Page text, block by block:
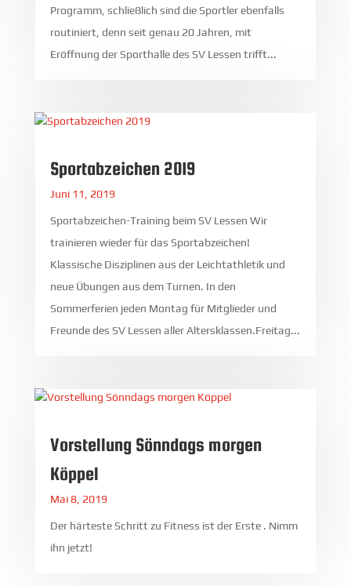
Programm, schließlich sind die Sportler ebenfalls
routiniert, denn seit genau 20 Jahren, mit
Eröffnung der Sporthalle des SV Lessen trifft...
Sportabzeichen 2019
Juni 11, 2019
Sportabzeichen-Training beim SV Lessen Wir
trainieren wieder für das Sportabzeichen!
Klassische Disziplinen aus der Leichtathletik und
neue Übungen aus dem Turnen. In den
Sommerferien jeden Montag für Mitglieder und
Freunde des SV Lessen aller Altersklassen.Freitag...
Vorstellung Sönndags morgen
Köppel
Mai 8, 2019
Der härteste Schritt zu Fitness ist der Erste . Nimm
ihn jetzt!